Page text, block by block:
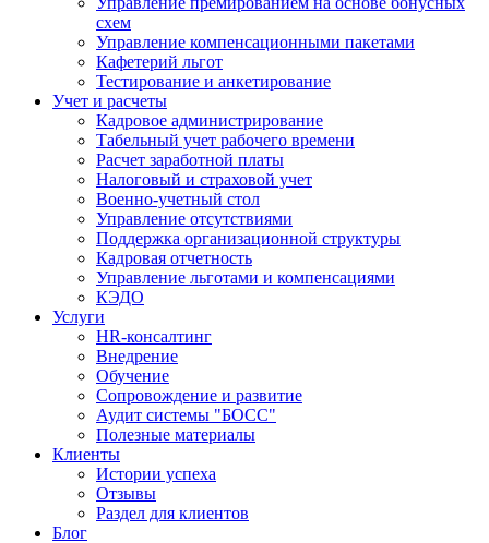
схем
Управление компенсационными пакетами
Кафетерий льгот
Тестирование и анкетирование
Учет и расчеты
Кадровое администрирование
Табельный учет рабочего времени
Расчет заработной платы
Налоговый и страховой учет
Военно-учетный стол
Управление отсутствиями
Поддержка организационной структуры
Кадровая отчетность
Управление льготами и компенсациями
КЭДО
Услуги
HR-консалтинг
Внедрение
Обучение
Сопровождение и развитие
Аудит системы "БОСС"
Полезные материалы
Клиенты
Истории успеха
Отзывы
Раздел для клиентов
Блог